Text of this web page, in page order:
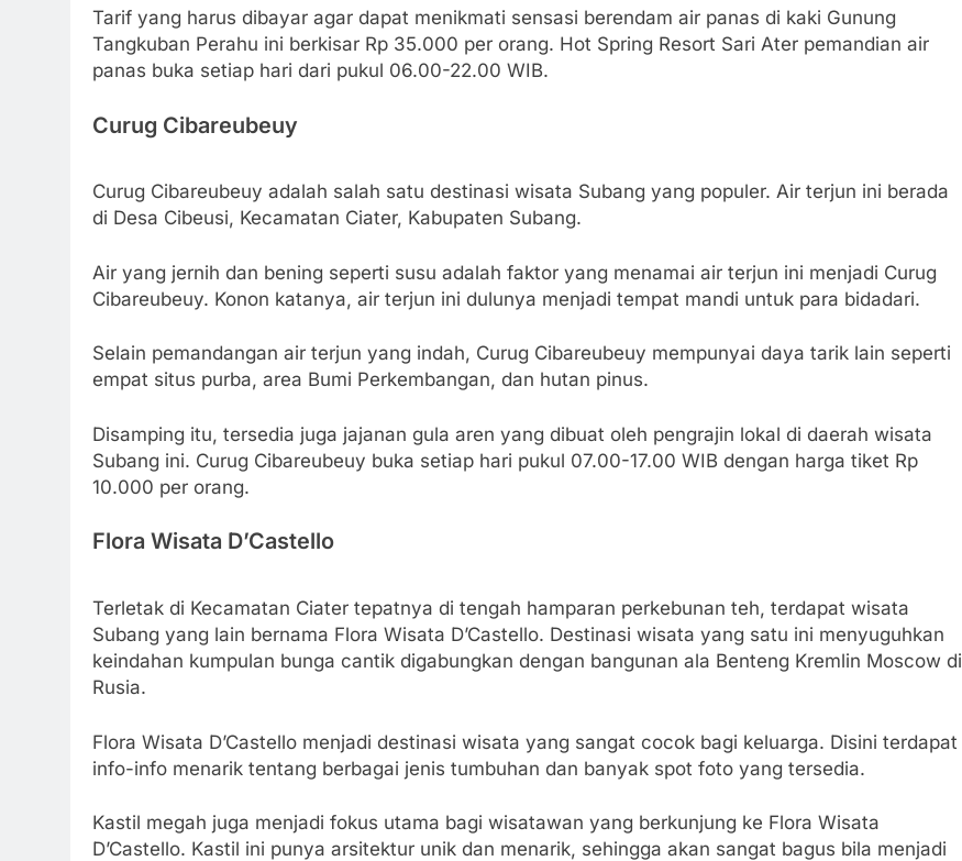
Tarif yang harus dibayar agar dapat menikmati sensasi berendam air panas di kaki Gunung
Tangkuban Perahu ini berkisar Rp 35.000 per orang. Hot Spring Resort Sari Ater pemandian air
panas buka setiap hari dari pukul 06.00-22.00 WIB.
Curug Cibareubeuy
Curug Cibareubeuy adalah salah satu destinasi wisata Subang yang populer. Air terjun ini berada
di Desa Cibeusi, Kecamatan Ciater, Kabupaten Subang.
Air yang jernih dan bening seperti susu adalah faktor yang menamai air terjun ini menjadi Curug
Cibareubeuy. Konon katanya, air terjun ini dulunya menjadi tempat mandi untuk para bidadari.
Selain pemandangan air terjun yang indah, Curug Cibareubeuy mempunyai daya tarik lain seperti
empat situs purba, area Bumi Perkembangan, dan hutan pinus.
Disamping itu, tersedia juga jajanan gula aren yang dibuat oleh pengrajin lokal di daerah wisata
Subang ini. Curug Cibareubeuy buka setiap hari pukul 07.00-17.00 WIB dengan harga tiket Rp
10.000 per orang.
Flora Wisata D’Castello
Terletak di Kecamatan Ciater tepatnya di tengah hamparan perkebunan teh, terdapat wisata
Subang yang lain bernama Flora Wisata D’Castello. Destinasi wisata yang satu ini menyuguhkan
keindahan kumpulan bunga cantik digabungkan dengan bangunan ala Benteng Kremlin Moscow di
Rusia.
Flora Wisata D’Castello menjadi destinasi wisata yang sangat cocok bagi keluarga. Disini terdapat
info-info menarik tentang berbagai jenis tumbuhan dan banyak spot foto yang tersedia.
Kastil megah juga menjadi fokus utama bagi wisatawan yang berkunjung ke Flora Wisata
D’Castello. Kastil ini punya arsitektur unik dan menarik, sehingga akan sangat bagus bila menjadi